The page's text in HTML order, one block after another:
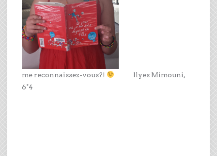
me reconnaissez-vous?!
Ilyes Mimouni,
6°4